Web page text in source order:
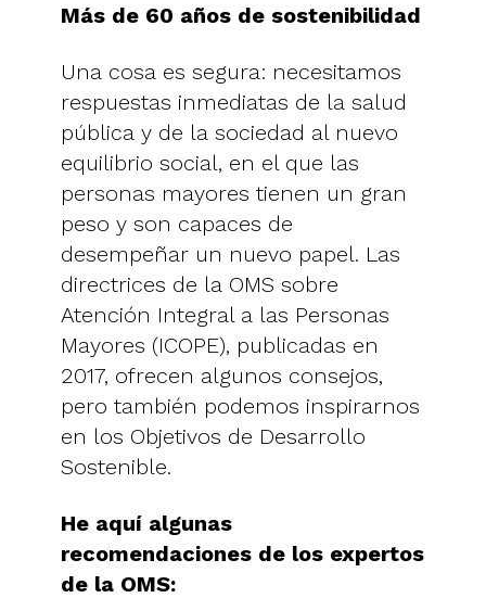
Más de 60 años de sostenibilidad
Una cosa es segura: necesitamos
respuestas inmediatas de la salud
pública y de la sociedad al nuevo
equilibrio social, en el que las
personas mayores tienen un gran
peso y son capaces de
desempeñar un nuevo papel. Las
directrices de la OMS sobre
Atención Integral a las Personas
Mayores (ICOPE), publicadas en
2017, ofrecen algunos consejos,
pero también podemos inspirarnos
en los Objetivos de Desarrollo
Sostenible.
He aquí algunas
recomendaciones de los expertos
de la OMS: